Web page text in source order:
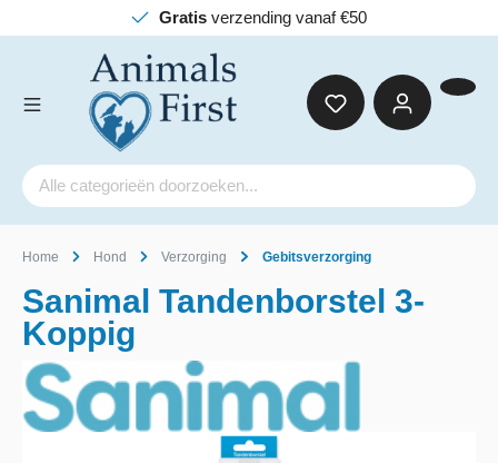
Gratisverzending vanaf €50
Home Hond Verzorging Gebitsverzorging
Sanimal Tandenborstel 3-
Koppig